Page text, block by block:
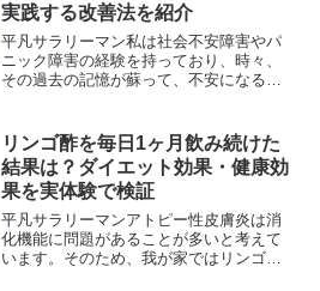
実践する改善法を紹介
平凡サラリーマン私は社会不安障害やパ
ニック障害の経験を持っており、時々、
その過去の記憶が蘇って、不安になるこ
ようなことはないですが、ここ最近、久
しぶりに軽度なパニック障...
リンゴ酢を毎日1ヶ月飲み続けた
結果は？ダイエット効果・健康効
果を実体験で検証
平凡サラリーマンアトピー性皮膚炎は消
化機能に問題があることが多いと考えて
います。そのため、我が家ではリンゴ酢